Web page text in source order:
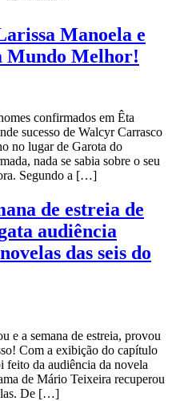
Manoela e
Mundo Melhor!
confirmados em Êta
sucesso de Walcyr Carrasco
no lugar de Garota do
nada se sabia sobre o seu
Segundo a […]
de estreia de
audiência
das seis do
e a semana de estreia, provou
Com a exibição do capítulo
feito da audiência da novela
de Mário Teixeira recuperou
De […]